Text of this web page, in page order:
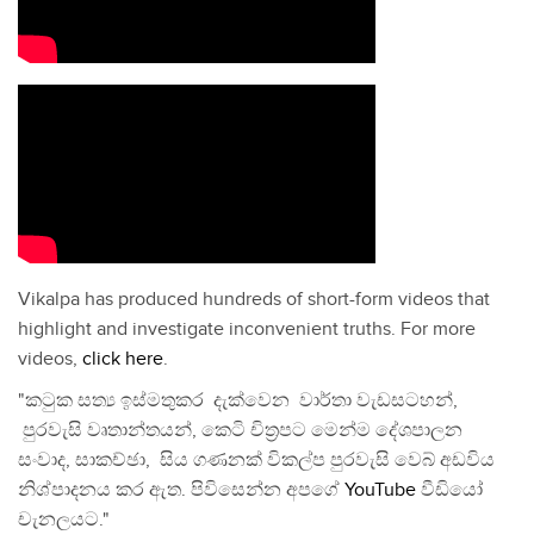
Vikalpa has produced hundreds of short-form videos that
highlight and investigate inconvenient truths. For more
videos, click here.
"කටුක සත්‍ය ඉස්මතුකර දැක්වෙන වාර්තා වැඩසටහන්,
පුරවැසි වෘතාන්තයන්, කෙටි චිත්‍රපට මෙන්ම දේශපාලන
සංවාද, සාකච්ඡා, සිය ගණනක් විකල්ප පුරවැසි වෙබ් අඩවිය
නිශ්පාදනය කර ඇත. පිවිසෙන්න අපගේ YouTube වීඩියෝ
චැනලයට."